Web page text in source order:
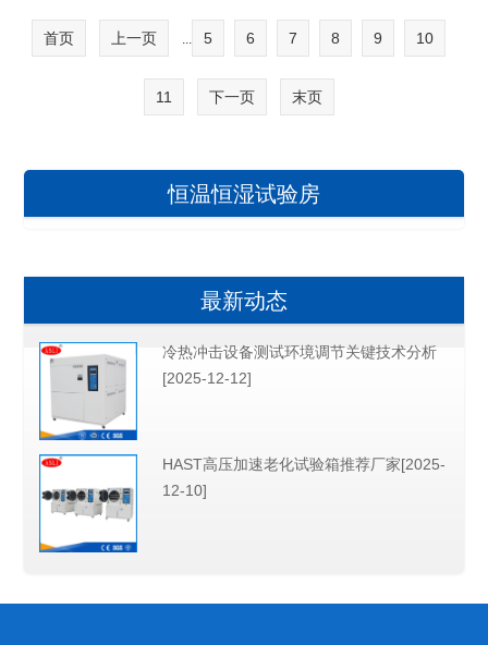
太阳能光伏组件及相关产品之耐热、耐寒测
试，为产业界提供大型零件，半成品，成品
之大型温度测试环境空间，适合于测试产品
量多、体积大之试验设备
首页 上一页 ... 5 6 7 8 9 10
11 下一页 末页
恒温恒湿试验房
最新动态
冷热冲击设备测试环境调节关键技术分析
[2025-12-12]
HAST高压加速老化试验箱推荐厂家[2025-
12-10]